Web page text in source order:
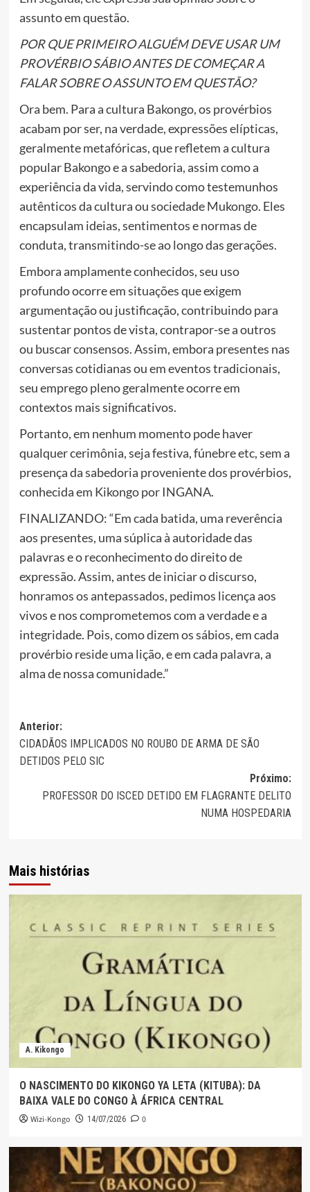
assunto em questão.
POR QUE PRIMEIRO ALGUÉM DEVE USAR UM
PROVÉRBIO SÁBIO ANTES DE COMEÇAR A
FALAR SOBRE O ASSUNTO EM QUESTÃO?
Ora bem. Para a cultura Bakongo, os provérbios
acabam por ser, na verdade, expressões elípticas,
geralmente metafóricas, que refletem a cultura
popular Bakongo e a sabedoria, assim como a
experiência da vida, servindo como testemunhos
autênticos da cultura ou sociedade Mukongo. Eles
encapsulam ideias, sentimentos e normas de
conduta, transmitindo-se ao longo das gerações.
Embora amplamente conhecidos, seu uso
profundo ocorre em situações que exigem
argumentação ou justificação, contribuindo para
sustentar pontos de vista, contrapor-se a outros
ou buscar consensos. Assim, embora presentes nas
conversas cotidianas ou em eventos tradicionais,
seu emprego pleno geralmente ocorre em
contextos mais significativos.
Portanto, em nenhum momento pode haver
qualquer cerimônia, seja festiva, fúnebre etc, sem a
presença da sabedoria proveniente dos provérbios,
conhecida em Kikongo por INGANA.
FINALIZANDO: “Em cada batida, uma reverência
aos presentes, uma súplica à autoridade das
palavras e o reconhecimento do direito de
expressão. Assim, antes de iniciar o discurso,
honramos os antepassados, pedimos licença aos
vivos e nos comprometemos com a verdade e a
integridade. Pois, como dizem os sábios, em cada
provérbio reside uma lição, e em cada palavra, a
alma de nossa comunidade.”
Navegação
de
Anterior:
CIDADÃOS IMPLICADOS NO ROUBO DE ARMA DE SÃO
DETIDOS PELO SIC
Próximo:
PROFESSOR DO ISCED DETIDO EM FLAGRANTE DELITO
NUMA HOSPEDARIA
Mais histórias
A. Kikongo
O NASCIMENTO DO KIKONGO YA LETA (KITUBA): DA
BAIXA VALE DO CONGO À ÁFRICA CENTRAL
Wizi-Kongo 14/07/2026 0